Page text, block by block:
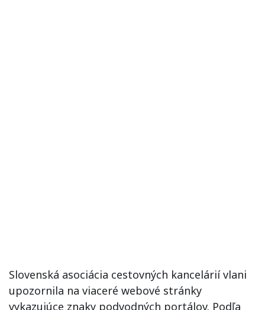
Slovenská asociácia cestovných kancelárií vlani
upozornila na viaceré webové stránky
vykazujúce znaky podvodných portálov. Podľa